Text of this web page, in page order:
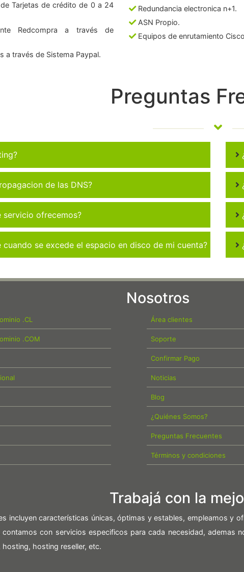
Tarjetas de crédito de 0 a 24
Redcompra a través de
a través de Sistema Paypal.
Redundancia electronica n+1.
ASN Propio.
Equipos de enrutamiento
Preguntas
de las DNS?
servicio ofrecemos?
cuando se excede el espacio en disco de mi cuenta?
.CL
.COM
Nosotros
Área clientes
Soporte
Confirmar Pago
Noticias
Blog
¿Quiénes Somos?
Preguntas Frecuentes
Términos y condiciones
Trabajá con la
incluyen características únicas, óptimas y estables, empleamos y
con servicios especificos para cada necesidad, ademas
hosting reseller, etc.